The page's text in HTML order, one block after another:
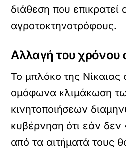
διάθεση που
αγροτοκτηνοτρόφους.
Αλλαγή του χρόνου
Το μπλόκο της Νίκαιας
ομόφωνα κλιμάκωση
κινητοποιήσεων
κυβέρνηση ότι εάν
από τα αιτήματά τους